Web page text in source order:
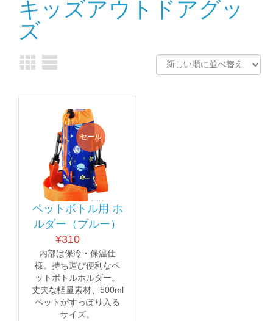
キッズアウトドアグッ
ズ
ペットボトル用 ホ
ルダー（ブルー）
¥310
内部は保冷・保温仕
様。持ち運び便利なペ
ットボトルホルダー。
丈夫な軽量素材、500ml
ペットがすっぽり入る
サイズ。
セール